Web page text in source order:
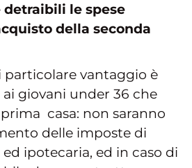
le spese
della seconda
particolare vantaggio è
ai giovani under 36 che
casa: non saranno
delle imposte di
ipotecaria, ed in caso di